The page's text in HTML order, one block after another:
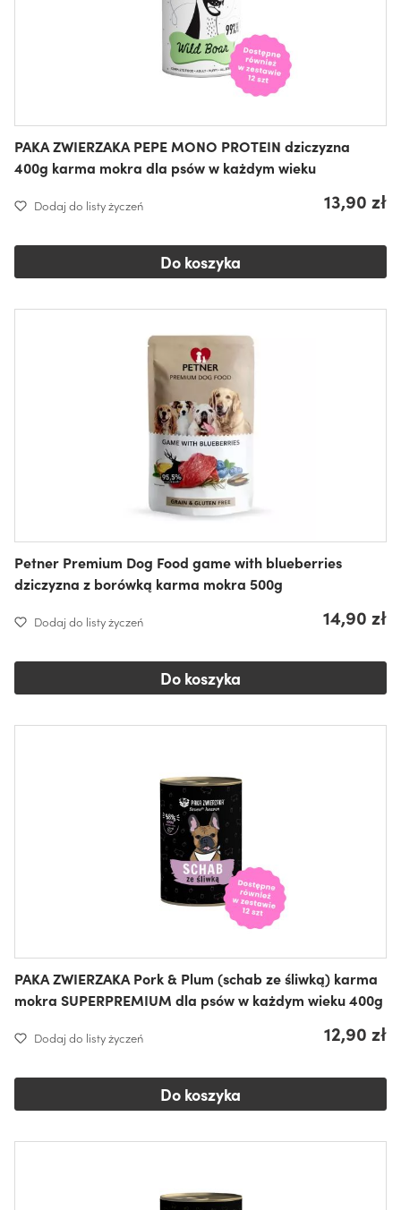
PAKA ZWIERZAKA PEPE MONO PROTEIN dziczyzna
400g karma mokra dla psów w każdym wieku
Dodaj do listy życzeń 13,90 zł
Do koszyka
Petner Premium Dog Food game with blueberries
dziczyzna z borówką karma mokra 500g
Dodaj do listy życzeń 14,90 zł
Do koszyka
PAKA ZWIERZAKA Pork & Plum (schab ze śliwką) karma
mokra SUPERPREMIUM dla psów w każdym wieku 400g
Dodaj do listy życzeń 12,90 zł
Do koszyka